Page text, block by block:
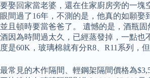
要娶回家當老婆，還在住家廚房旁的一塊
眼間過了16年，不測的是，他真的如願娶
並且頓時要當爸爸了。 遺憾的是，酒瓶
酒因為時間過太久，已經蒸發掉，一點也
度是60K，玻璃棉就有分R8、R11系列，但
最常見的木作隔間、輕鋼架隔間價格為